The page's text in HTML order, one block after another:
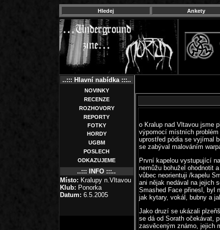
Hledej Ankety
..::: Hlavní nabídka :::..
NOVINKY
RECENZE
ROZHOVORY
REPORTY
FOTKY
HORDY
UGBM
POSLECH
ODKAZUJEME
..::: INFO :::..
Místo: Kralupy n.Vltavou
Klub: Ponorka
Datum: 6.5.2005
o Kralup nad Vltavou jsme
výpomocí místních
uprostřed pódia se vyjímal
se zabýval malováním
První kapelou vystupující
nemůžu bohužel ohodnotit
vůbec neorientuji /kapelu
ani nějak nedával na jejich
Smashed Face přinesl, byl
jak kytary, vokál, bubny a
Jako druzí se ukázali
se dá od Sorath očekávat,
zasvěceným známo, jejich